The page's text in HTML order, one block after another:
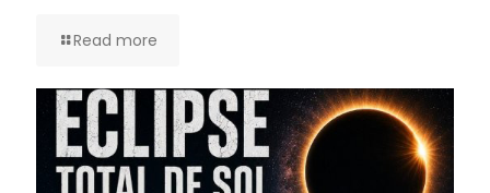
Read more